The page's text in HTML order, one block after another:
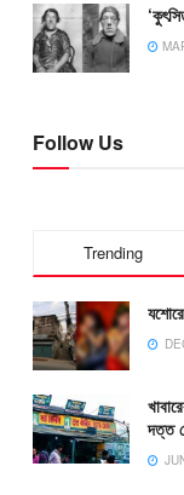
Follow Us
Trending
দত্ত